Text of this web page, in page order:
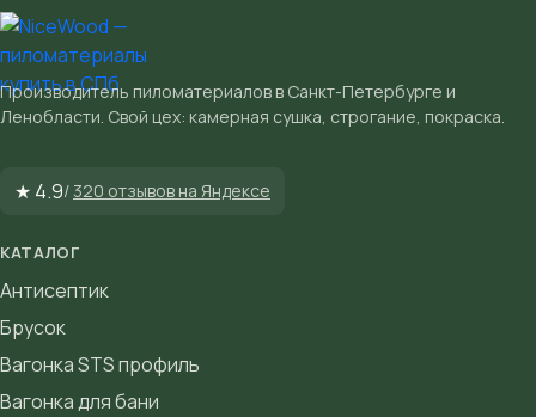
Производитель пиломатериалов в Санкт-Петербурге и
Ленобласти. Свой цех: камерная сушка, строгание, покраска.
★ 4.9/ 320 отзывов на Яндексе
КАТАЛОГ
Антисептик
Брусок
Вагонка STS профиль
Вагонка для бани